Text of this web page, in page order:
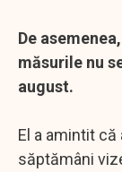
De
măsurile nu
august.
El a amintit
săptămâni